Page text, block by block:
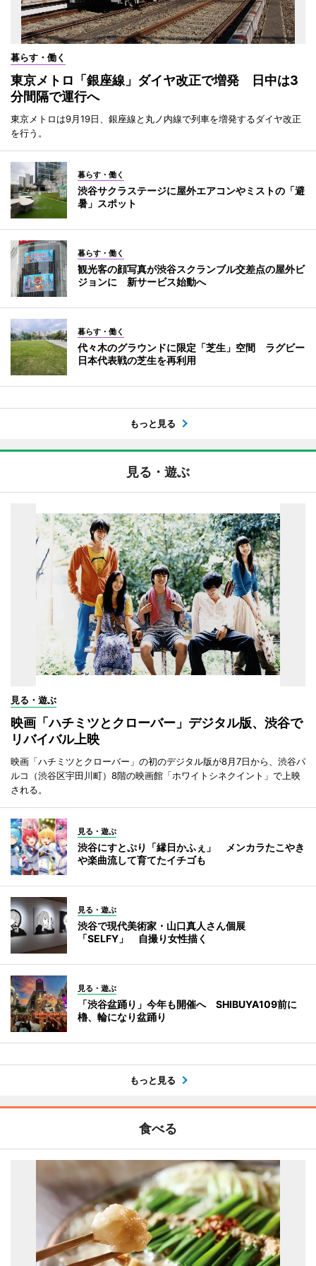
暮らす・働く
東京メトロ「銀座線」ダイヤ改正で増発 日中は3
分間隔で運行へ
東京メトロは9月19日、銀座線と丸ノ内線で列車を増発するダイヤ改正
を行う。
暮らす・働く
渋谷サクラステージに屋外エアコンやミストの「避
暑」スポット
暮らす・働く
観光客の顔写真が渋谷スクランブル交差点の屋外ビ
ジョンに 新サービス始動へ
暮らす・働く
代々木のグラウンドに限定「芝生」空間 ラグビー
日本代表戦の芝生を再利用
もっと見る
見る・遊ぶ
見る・遊ぶ
映画「ハチミツとクローバー」デジタル版、渋谷で
リバイバル上映
映画「ハチミツとクローバー」の初のデジタル版が8月7日から、渋谷パ
ルコ（渋谷区宇田川町）8階の映画館「ホワイトシネクイント」で上映
される。
見る・遊ぶ
渋谷にすとぷり「縁日かふぇ」 メンカラたこやき
や楽曲流して育てたイチゴも
見る・遊ぶ
渋谷で現代美術家・山口真人さん個展
「SELFY」 自撮り女性描く
見る・遊ぶ
「渋谷盆踊り」今年も開催へ SHIBUYA109前に
櫓、輪になり盆踊り
もっと見る
食べる